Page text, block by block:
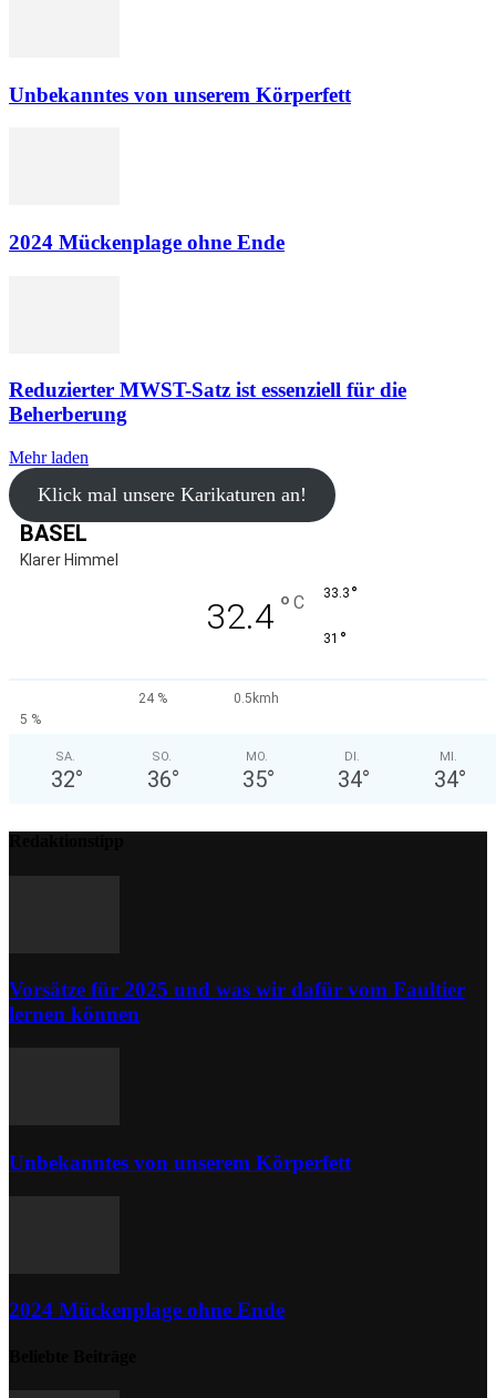
Unbekanntes von unserem Körperfett
2024 Mückenplage ohne Ende
Reduzierter MWST-Satz ist essenziell für die
Beherberung
Mehr laden
Klick mal unsere Karikaturen an!
BASEL
Klarer Himmel
32.4 ° C 33.3 °
31 °
24 %
0.5kmh
5 %
SA.
32°
SO.
36°
MO.
35°
DI.
34°
MI.
34°
Vorsätze für 2025 und was wir dafür vom Faultier
lernen können
Unbekanntes von unserem Körperfett
2024 Mückenplage ohne Ende